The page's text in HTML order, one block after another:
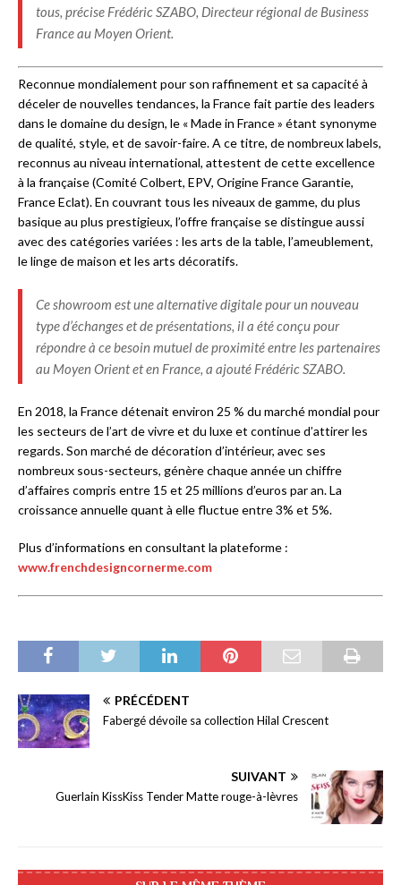
tous, précise Frédéric SZABO, Directeur régional de Business
France au Moyen Orient.
Reconnue mondialement pour son raffinement et sa capacité à
déceler de nouvelles tendances, la France fait partie des leaders
dans le domaine du design, le « Made in France » étant synonyme
de qualité, style, et de savoir-faire. A ce titre, de nombreux labels,
reconnus au niveau international, attestent de cette excellence
à la française (Comité Colbert, EPV, Origine France Garantie,
France Eclat). En couvrant tous les niveaux de gamme, du plus
basique au plus prestigieux, l’offre française se distingue aussi
avec des catégories variées : les arts de la table, l’ameublement,
le linge de maison et les arts décoratifs.
Ce showroom est une alternative digitale pour un nouveau
type d’échanges et de présentations, il a été conçu pour
répondre à ce besoin mutuel de proximité entre les partenaires
au Moyen Orient et en France, a ajouté Frédéric SZABO.
En 2018, la France détenait environ 25 % du marché mondial pour
les secteurs de l’art de vivre et du luxe et continue d’attirer les
regards. Son marché de décoration d’intérieur, avec ses
nombreux sous-secteurs, génère chaque année un chiffre
d’affaires compris entre 15 et 25 millions d’euros par an. La
croissance annuelle quant à elle fluctue entre 3% et 5%.
Plus d’informations en consultant la plateforme :
www.frenchdesigncornerme.com
PRÉCÉDENT
Fabergé dévoile sa collection Hilal Crescent
SUIVANT
Guerlain KissKiss Tender Matte rouge-à-lèvres